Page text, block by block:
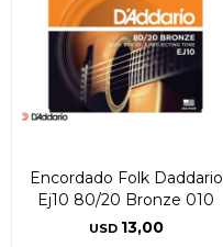
Encordado Folk Daddario
Ej10 80/20 Bronze 010
USD 13,00